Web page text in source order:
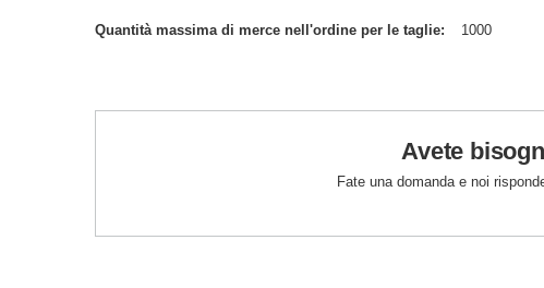
Quantità massima di merce nell'ordine per le taglie 1000
Avete
Fate una domanda e noi